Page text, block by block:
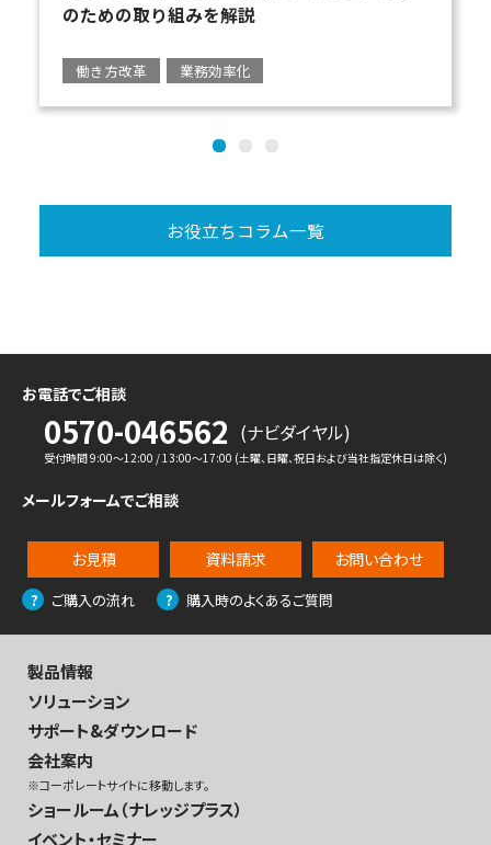
のための取り組みを解説
働き方改革 業務効率化
お役立ちコラム一覧
お電話でご相談
0570-046562 (ナビダイヤル)
受付時間 9:00〜12:00 / 13:00〜17:00 (土曜、日曜、祝日および当社指定休日は除く)
メールフォームでご相談
お見積 資料請求 お問い合わせ
ご購入の流れ 購入時のよくあるご質問
製品情報
ソリューション
サポート&ダウンロード
会社案内
※コーポレートサイトに移動します。
ショールーム（ナレッジプラス）
イベント・セミナー